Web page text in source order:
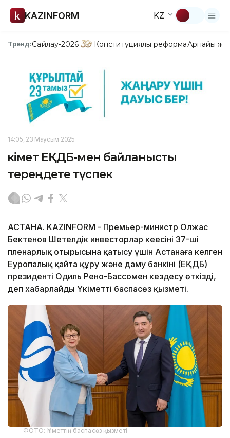
KAZINFORM KZ
Тренд:Сайлау-2026 Конституциялық реформаАрнайы
14:05, 23 Маусым 2025
Үкімет ЕҚДБ-мен байланысты
тереңдете түспек
АСТАНА. KAZINFORM - Премьер-министр Олжас
Бектенов Шетелдік инвесторлар кеңесінің 37-ші
пленарлық отырысына қатысу үшін Астанаға келген
Еуропалық қайта құру және даму банкінің (ЕҚДБ)
президенті Одиль Рено-Бассомен кездесу өткізді,
деп хабарлайды Үкіметтің баспасөз қызметі.
ФОТО: Үкіметтің баспасөз қызметі